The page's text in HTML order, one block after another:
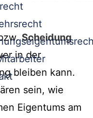
Scheidung
in der
bleiben kann.
sein, wie
Eigentums am